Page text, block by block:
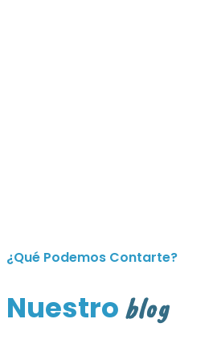
¿Qué Podemos Contarte?
Nuestro blog